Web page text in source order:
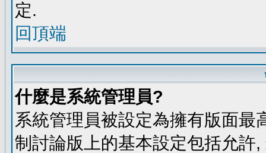
定.
回頂端
什麼是系統管理員?
系統管理員被設定為擁有版面最
制討論版上的基本設定包括允許